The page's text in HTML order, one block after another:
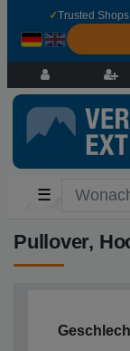
✓Trusted
☰
Pullover,